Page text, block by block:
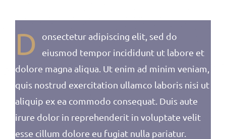
D
onsectetur adipiscing elit, sed do
eiusmod tempor incididunt ut labore et
dolore magna aliqua. Ut enim ad minim veniam,
quis nostrud exercitation ullamco laboris nisi ut
aliquip ex ea commodo consequat. Duis aute
irure dolor in reprehenderit in voluptate velit
esse cillum dolore eu fugiat nulla pariatur.